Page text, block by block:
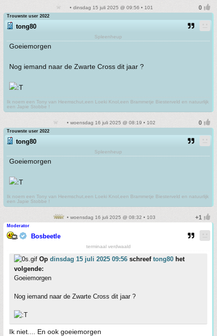
• dinsdag 15 juli 2025 @ 09:56 • 101
Trouwste user 2022
tong80
Spleenheup
Goeiemorgen
Nog iemand naar de Zwarte Cross dit jaar ?
Ik noem een Tony van Heemschut,een Loeki Knol,een Brammetje Biesterveld en natuurlijk
een Japie Stobbe !
• woensdag 16 juli 2025 @ 08:19 • 102
Trouwste user 2022
tong80
Spleenheup
Goeiemorgen
Ik noem een Tony van Heemschut,een Loeki Knol,een Brammetje Biesterveld en natuurlijk
een Japie Stobbe !
• woensdag 16 juli 2025 @ 08:32 • 103
Moderator
Bosbeetle
terminaal verdwaald
Op dinsdag 15 juli 2025 09:56 schreef tong80 het
volgende:
Goeiemorgen
Nog iemand naar de Zwarte Cross dit jaar ?
Ik niet.... En ook goeiemorgen